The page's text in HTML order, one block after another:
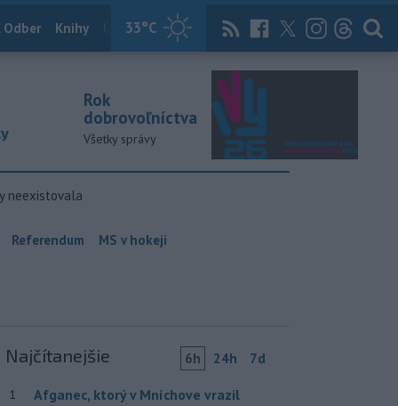
33°C
Odber Knihy Útulkovo Magazín News Now Archív
Rok
dobrovoľníctva
Všetky správy
neexistovala
Referendum MS v hokeji
Najčítanejšie 6h 24h 7d
1
Afganec, ktorý v Mníchove vrazil